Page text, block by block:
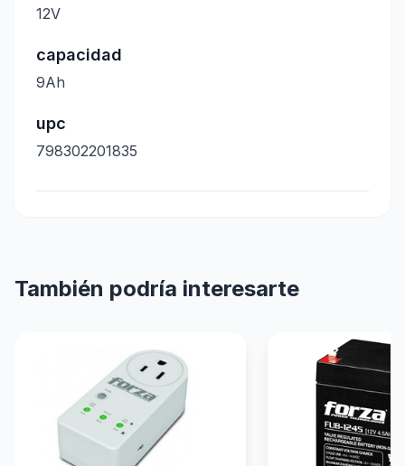
12V
capacidad
9Ah
upc
798302201835
También podría interesarte